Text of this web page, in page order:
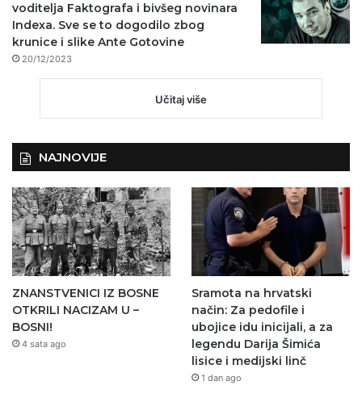
voditelja Faktografa i bivšeg novinara
Indexa. Sve se to dogodilo zbog
krunice i slike Ante Gotovine
20/12/2023
Učitaj više
NAJNOVIJE
ZNANSTVENICI IZ BOSNE
OTKRILI NACIZAM U –
BOSNI!
4 sata ago
Sramota na hrvatski
način: Za pedofile i
ubojice idu inicijali, a za
legendu Darija Šimića
lisice i medijski linč
1 dan ago